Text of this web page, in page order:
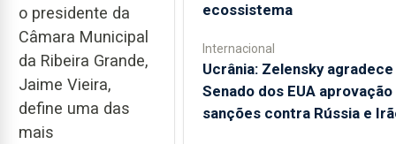
o presidente da
Câmara Municipal
da Ribeira Grande,
Jaime Vieira,
define uma das
mais
ecossistema
Internacional
Ucrânia: Zelensky agradece
Senado dos EUA aprovação
sanções contra Rússia e